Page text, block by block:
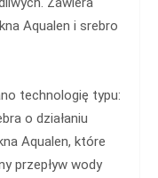
Aqualen i srebro
technologię typu:
o działaniu
Aqualen, które
przepływ wody